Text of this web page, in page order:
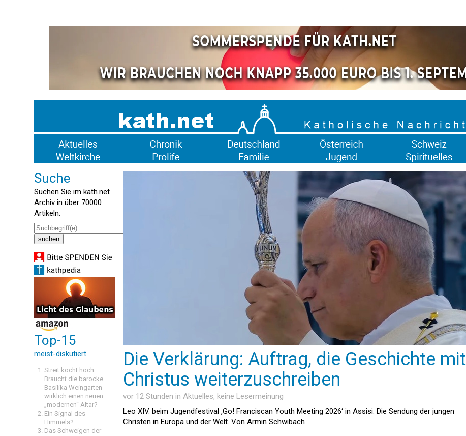
Suche
Suchen Sie im kath.net
Archiv in über 70000
Artikeln:
Top-15
meist-diskutiert
Streit kocht hoch:
Braucht die barocke
Basilika Weingarten
wirklich einen neuen
„modernen“ Altar?
Ein Signal des
Himmels?
Das Schweigen der
Die Verklärung: Auftrag, die Geschichte mit
Christus weiterzuschreiben
vor 12 Stunden in Aktuelles, keine Lesermeinung
Leo XIV. beim Jugendfestival ‚Go! Franciscan Youth Meeting 2026‘ in Assisi: Die Sendung der jungen
Christen in Europa und der Welt. Von Armin Schwibach